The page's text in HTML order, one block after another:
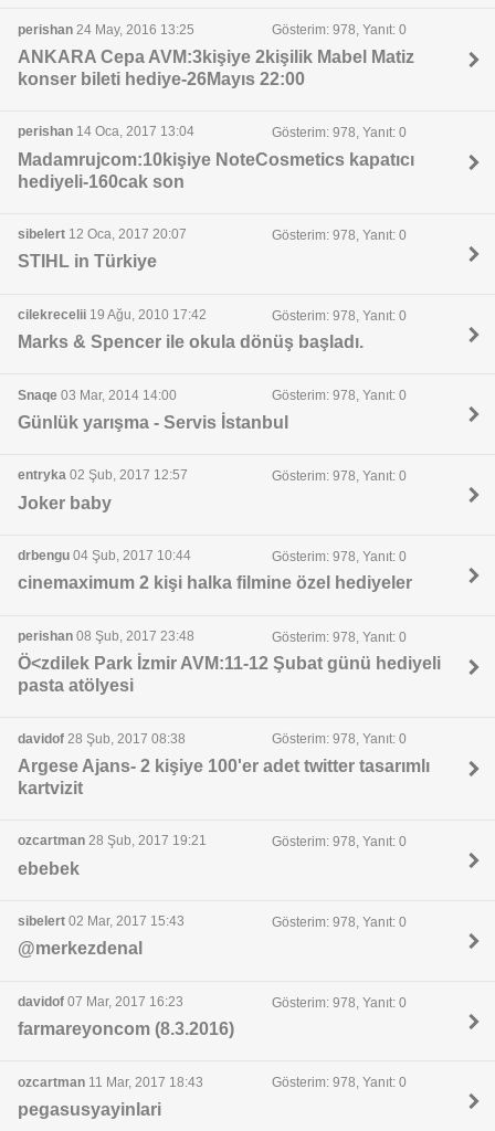
perishan 24 May, 2016 13:25 Gösterim: 978, Yanıt: 0
ANKARA Cepa AVM:3kişiye 2kişilik Mabel Matiz
konser bileti hediye-26Mayıs 22:00
perishan 14 Oca, 2017 13:04 Gösterim: 978, Yanıt: 0
Madamrujcom:10kişiye NoteCosmetics kapatıcı
hediyeli-160cak son
sibelert 12 Oca, 2017 20:07 Gösterim: 978, Yanıt: 0
STIHL in Türkiye
cilekrecelii 19 Ağu, 2010 17:42 Gösterim: 978, Yanıt: 0
Marks & Spencer ile okula dönüş başladı.
Snaqe 03 Mar, 2014 14:00 Gösterim: 978, Yanıt: 0
Günlük yarışma - Servis İstanbul
entryka 02 Şub, 2017 12:57 Gösterim: 978, Yanıt: 0
Joker baby
drbengu 04 Şub, 2017 10:44 Gösterim: 978, Yanıt: 0
cinemaximum 2 kişi halka filmine özel hediyeler
perishan 08 Şub, 2017 23:48 Gösterim: 978, Yanıt: 0
Ö<zdilek Park İzmir AVM:11-12 Şubat günü hediyeli
pasta atölyesi
davidof 28 Şub, 2017 08:38 Gösterim: 978, Yanıt: 0
Argese Ajans- 2 kişiye 100'er adet twitter tasarımlı
kartvizit
ozcartman 28 Şub, 2017 19:21 Gösterim: 978, Yanıt: 0
ebebek
sibelert 02 Mar, 2017 15:43 Gösterim: 978, Yanıt: 0
@merkezdenal
davidof 07 Mar, 2017 16:23 Gösterim: 978, Yanıt: 0
farmareyoncom (8.3.2016)
ozcartman 11 Mar, 2017 18:43 Gösterim: 978, Yanıt: 0
pegasusyayinlari